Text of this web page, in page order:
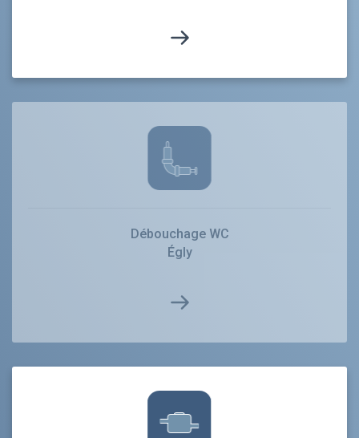
Débouchage WC
Égly